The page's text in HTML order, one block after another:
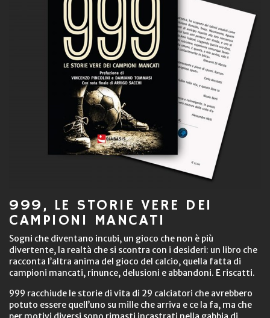
999, LE STORIE VERE DEI
CAMPIONI MANCATI
Sogni che diventano incubi, un gioco che non è più
divertente, la realtà che si scontra con i desideri: un libro che
racconta l’altra anima del gioco del calcio, quella fatta di
campioni mancati, rinunce, delusioni e abbandoni. E riscatti.
999 racchiude le storie di vita di 29 calciatori che avrebbero
potuto essere quell’uno su mille che arriva e ce la fa, ma che